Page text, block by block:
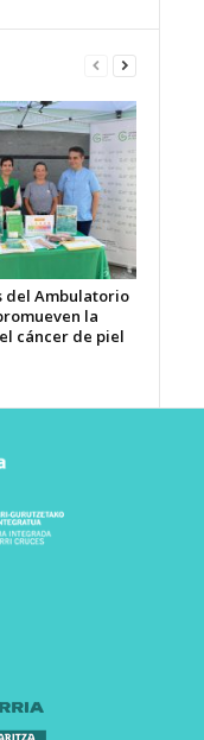
del Ambulatorio
la
cáncer de piel